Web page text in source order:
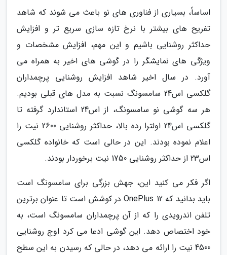
اساساً، بسیاری از فناوری های نو باعث می شوند که شاهد
تفریح های بیشتر با نرخ تازه سازی سریع تر و افزایش
حداکثر روشنایی باشیم و این مهم، افزایش مشخصات و
ویژگی های نمایشگر را در گوشی های اخیر به همراه می
آورد. در سال اخیر شاهد افزایش روشنایی پرچمداران
گلکسی اس24 سامسونگ نسبت به مدل های قبلی بودیم.
هر سه گوشی نو سامسونگ، از اس24 استاندارد گرفته تا
گلکسی اس24 اولترا رده بالا، حداکثر روشنایی 2600 نیت را
اعلام نموده بودند. این در حالی است که خانواده گلکسی
اس23 از حداکثر روشنایی 1750 نیت برخوردار بودند.
اگر فکر می کنید این، جهش بزرگی برای سامسونگ است
باید بدانید که OnePlus 12 در کوشش است تا عنوان برترین
تلفن اندرویدی را که از آن پرچمداران سامسونگ است، به
خود اختصاص دهد. این گوشی ادعا می کرد اوج روشنایی
4500 نیت را ارائه می دهد، در حالی که رسیدن به این سطح